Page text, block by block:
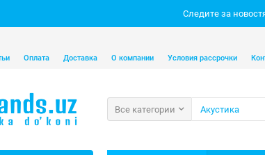
Следите за
Оплата Доставка О компании Условия рассрочки
Все категории